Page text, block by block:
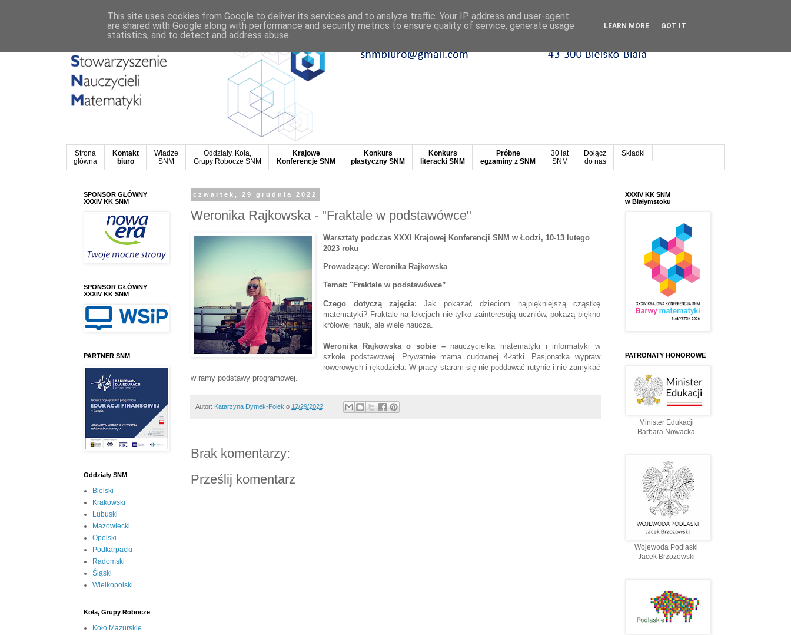
Strona
główna
Kontakt
biuro
Władze
SNM
Oddziały, Koła,
Grupy Robocze SNM
Krajowe
Konferencje SNM
Konkurs
plastyczny SNM
Konkurs
literacki SNM
Próbne
egzaminy z SNM
30 lat
SNM
Dołącz
do nas
Składki
czwartek, 29 grudnia 2022
Weronika Rajkowska - "Fraktale w podstawówce"
Warsztaty podczas XXXI Krajowej Konferencji SNM w Łodzi, 10-13 lutego
2023 roku
Prowadzący: Weronika Rajkowska
Temat: "Fraktale w podstawówce”
Czego dotyczą zajęcia:Jak pokazać dzieciom najpiękniejszą cząstkę
matematyki? Fraktale na lekcjach nie tylko zainteresują uczniów, pokażą piękno
królowej nauk, ale wiele nauczą.
Weronika Rajkowskao sobie – nauczycielka matematyki i informatyki w
szkole podstawowej. Prywatnie mama cudownej 4-łatki. Pasjonatka wypraw
rowerowych i rękodzieła. W pracy staram się nie poddawać rutynie i nie zamykać
w ramy podstawy programowej.
Autor: Katarzyna Dymek-Polek o 12/29/2022
Brak komentarzy:
Prześlij komentarz
SPONSOR GŁÓWNY
XXXIV KK SNM
SPONSOR GŁÓWNY
XXXIV KK SNM
PARTNER SNM
Oddziały SNM
Bielski
Krakowski
Lubuski
Mazowiecki
Opolski
Podkarpacki
Radomski
Śląski
Wielkopolski
Koła, Grupy Robocze
Koło Mazurskie
XXXIV KK SNM
w Białymstoku
PATRONATY HONOROWE
Minister Edukacji
Barbara Nowacka
Wojewoda Podlaski
Jacek Brzozowski
This site uses cookies from Google to deliver its services and to analyze traffic. Your IP address and user-agent
are shared with Google along with performance and security metrics to ensure quality of service, generate usage
statistics, and to detect and address abuse.
LEARN MORE GOT IT